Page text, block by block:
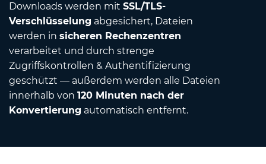
Downloads werden mit SSL/TLS-
Verschlüsselung abgesichert, Dateien
werden in sicheren Rechenzentren
verarbeitet und durch strenge
Zugriffskontrollen & Authentifizierung
geschützt — außerdem werden alle Dateien
innerhalb von 120 Minuten nach der
Konvertierung automatisch entfernt.